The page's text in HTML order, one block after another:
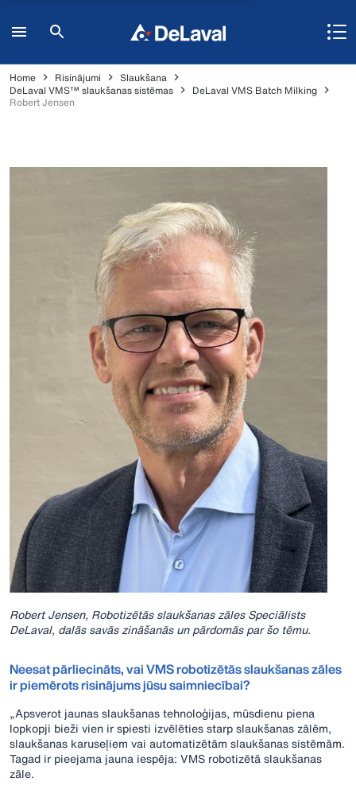
Home Risinājumi
Slaukšana
DeLaval VMS™ slaukšanas sistēmas
DeLaval VMS Batch Milking
Robert Jensen
Robert Jensen, Robotizētās slaukšanas zāles Speciālists
DeLaval, dalās savās zināšanās un pārdomās par šo tēmu.
Neesat pārliecināts, vai VMS robotizētās slaukšanas zāles
ir piemērots risinājums jūsu saimniecībai?
„Apsverot jaunas slaukšanas tehnoloģijas, mūsdienu piena
lopkopji bieži vien ir spiesti izvēlēties starp slaukšanas zālēm,
slaukšanas karuseļiem vai automatizētām slaukšanas sistēmām.
Tagad ir pieejama jauna iespēja: VMS robotizētā slaukšanas
zāle.